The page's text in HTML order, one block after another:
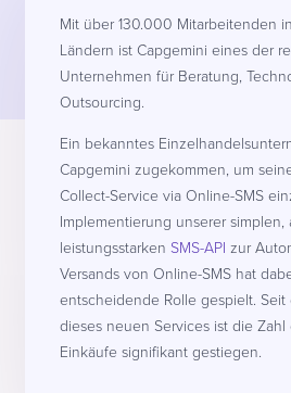
Mit über 130.000 Mitarbeitenden
Ländern ist Capgemini eines der
Unternehmen für Beratung,
Outsourcing.
Ein bekanntes
Capgemini zugekommen, um
Collect-Service via Online-SMS
Implementierung unserer simplen,
leistungsstarken SMS-API zur
Versands von Online-SMS hat
entscheidende Rolle gespielt.
dieses neuen Services ist die
Einkäufe signifikant gestiegen.